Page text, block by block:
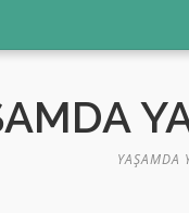
YAŞAMDA